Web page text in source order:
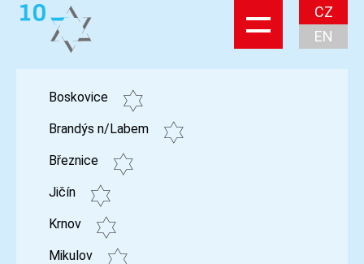
CZ
EN
Boskovice
Brandýs n/Labem
Březnice
Jičín
Krnov
Mikulov